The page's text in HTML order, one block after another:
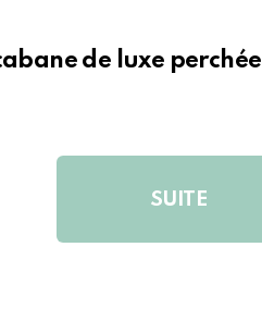
de luxe perchée
SUITE